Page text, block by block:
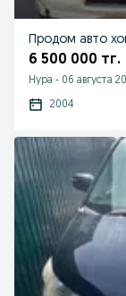
Продом авто
6 500 000 тг.
Нура - 06 августа
2004